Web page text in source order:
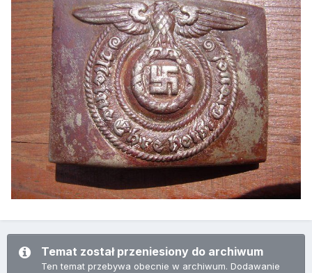
Temat został przeniesiony do archiwum
Ten temat przebywa obecnie w archiwum. Dodawanie